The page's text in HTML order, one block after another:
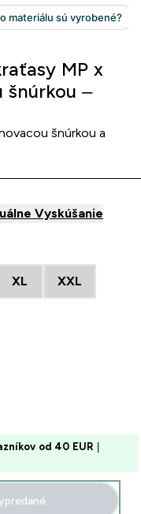
MP x
šnúrkou –
šnúrkou a
Vyskúšanie
XL XXL
od 40 EUR